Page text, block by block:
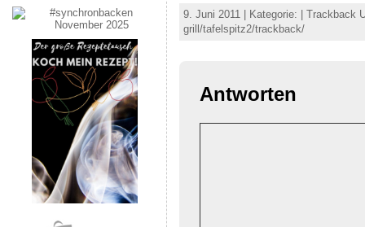
9. Juni 2011 | Kategorie: | Trackback
grill/tafelspitz2/trackback/
Antworten